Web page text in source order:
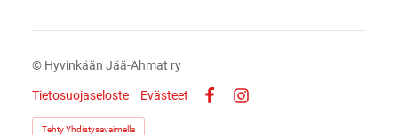
© Hyvinkään Jää-Ahmat ry
Tietosuojaseloste
Evästeet
Tehty Yhdistysavaimella